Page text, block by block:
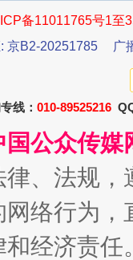
一
备11011765号1至
京B2-20251785
广
线： 010-89525216
公众传
、法规
络行为
经济责